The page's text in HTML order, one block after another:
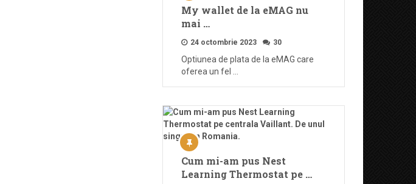
My wallet de la eMAG nu
mai …
24 octombrie 2023 30
Optiunea de plata de la eMAG care
oferea un fel …
Cum mi-am pus Nest
Learning Thermostat pe …